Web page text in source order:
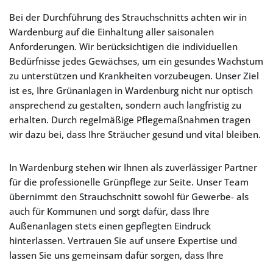
Bei der Durchführung des Strauchschnitts achten wir in
Wardenburg auf die Einhaltung aller saisonalen
Anforderungen. Wir berücksichtigen die individuellen
Bedürfnisse jedes Gewächses, um ein gesundes Wachstum
zu unterstützen und Krankheiten vorzubeugen. Unser Ziel
ist es, Ihre Grünanlagen in Wardenburg nicht nur optisch
ansprechend zu gestalten, sondern auch langfristig zu
erhalten. Durch regelmäßige Pflegemaßnahmen tragen
wir dazu bei, dass Ihre Sträucher gesund und vital bleiben.
In Wardenburg stehen wir Ihnen als zuverlässiger Partner
für die professionelle Grünpflege zur Seite. Unser Team
übernimmt den Strauchschnitt sowohl für Gewerbe- als
auch für Kommunen und sorgt dafür, dass Ihre
Außenanlagen stets einen gepflegten Eindruck
hinterlassen. Vertrauen Sie auf unsere Expertise und
lassen Sie uns gemeinsam dafür sorgen, dass Ihre